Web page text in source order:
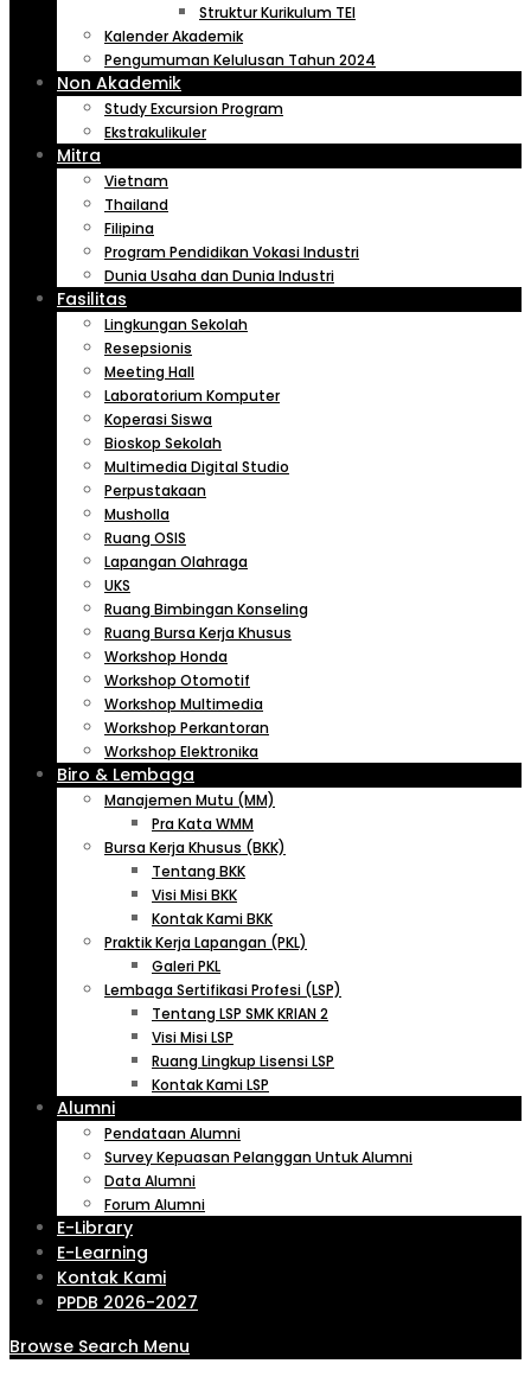
Struktur Kurikulum TEI
Kalender Akademik
Pengumuman Kelulusan Tahun 2024
Non Akademik
Study Excursion Program
Ekstrakulikuler
Mitra
Vietnam
Thailand
Filipina
Program Pendidikan Vokasi Industri
Dunia Usaha dan Dunia Industri
Fasilitas
Lingkungan Sekolah
Resepsionis
Meeting Hall
Laboratorium Komputer
Koperasi Siswa
Bioskop Sekolah
Multimedia Digital Studio
Perpustakaan
Musholla
Ruang OSIS
Lapangan Olahraga
UKS
Ruang Bimbingan Konseling
Ruang Bursa Kerja Khusus
Workshop Honda
Workshop Otomotif
Workshop Multimedia
Workshop Perkantoran
Workshop Elektronika
Biro & Lembaga
Manajemen Mutu (MM)
Pra Kata WMM
Bursa Kerja Khusus (BKK)
Tentang BKK
Visi Misi BKK
Kontak Kami BKK
Praktik Kerja Lapangan (PKL)
Galeri PKL
Lembaga Sertifikasi Profesi (LSP)
Tentang LSP SMK KRIAN 2
Visi Misi LSP
Ruang Lingkup Lisensi LSP
Kontak Kami LSP
Alumni
Pendataan Alumni
Survey Kepuasan Pelanggan Untuk Alumni
Data Alumni
Forum Alumni
E-Library
E-Learning
Kontak Kami
PPDB 2026-2027
Browse Search Menu